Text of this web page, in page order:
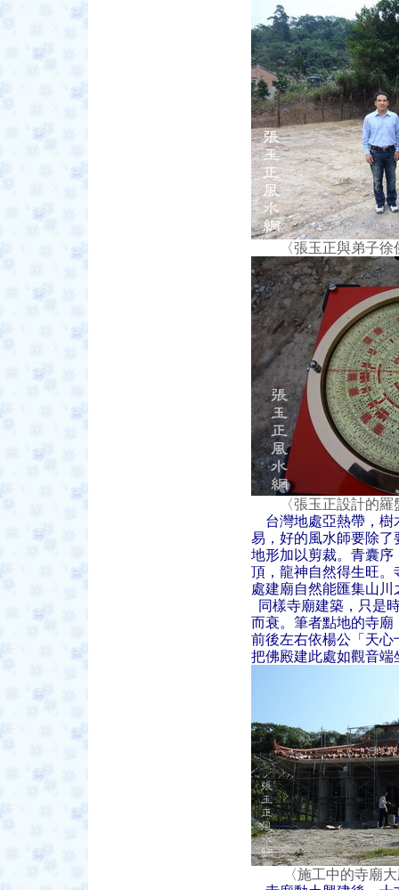
〈張玉正與弟子徐
〈張玉正設計的羅
台灣地處亞熱帶，
易，好的風水師要除
地形加以剪裁。青囊
頂，龍神自然得生旺
處建廟自然能匯集山川
同樣寺廟建築，只是
而衰。筆者點地的寺
前後左右依楊公「天
把佛殿建此處如觀音
〈施工中的寺廟大